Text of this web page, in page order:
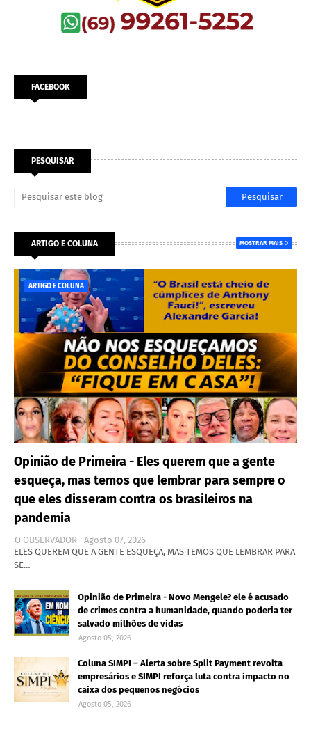
FACEBOOK
PESQUISAR
ARTIGO E COLUNA MOSTRAR MAIS
ARTIGO E COLUNA
Opinião de Primeira - Eles querem que a gente
esqueça, mas temos que lembrar para sempre o
que eles disseram contra os brasileiros na
pandemia
O OBSERVADOR
Agosto 07, 2026
ELES QUEREM QUE A GENTE ESQUEÇA, MAS TEMOS QUE LEMBRAR PARA
SE…
Opinião de Primeira - Novo Mengele? ele é acusado
de crimes contra a humanidade, quando poderia ter
salvado milhões de vidas
Agosto 05, 2026
Coluna SIMPI – Alerta sobre Split Payment revolta
empresários e SIMPI reforça luta contra impacto no
caixa dos pequenos negócios
Agosto 05, 2026